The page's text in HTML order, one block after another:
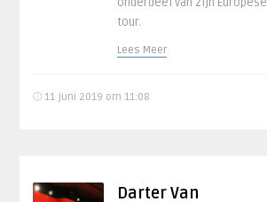
tour.
Lees Meer
11 juni 2019 om 11:08
Darter Van